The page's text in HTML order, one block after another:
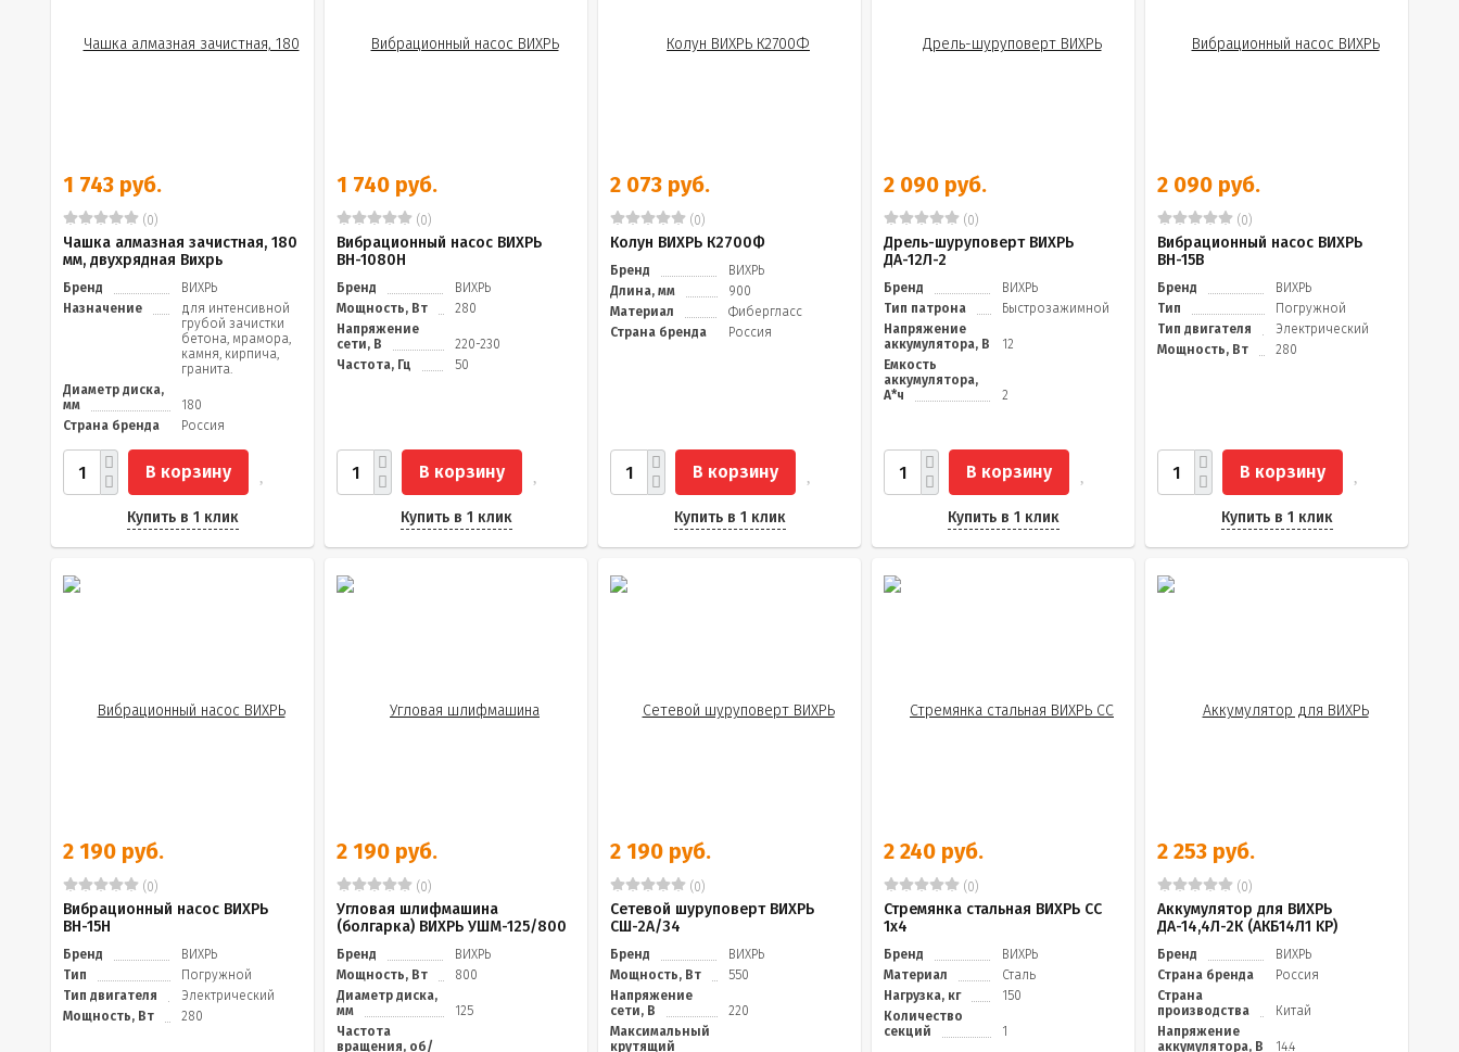
1 743 руб.
(0)
Чашка алмазная зачистная, 180
мм, двухрядная Вихрь
Бренд
ВИХРЬ
Назначение
для интенсивной
грубой зачистки
бетона, мрамора,
камня, кирпича,
гранита.
Диаметр диска,
мм
180
Страна бренда
Россия
В корзину
Купить в 1 клик
1 740 руб.
(0)
Вибрационный насос ВИХРЬ
ВН-1080Н
Бренд
ВИХРЬ
Мощность, Вт
280
Напряжение
сети, В
220-230
Частота, Гц
50
В корзину
Купить в 1 клик
2 073 руб.
(0)
Колун ВИХРЬ К2700Ф
Бренд
ВИХРЬ
Длина, мм
900
Материал
Фибергласс
Страна бренда
Россия
В корзину
Купить в 1 клик
2 090 руб.
(0)
Дрель-шуруповерт ВИХРЬ
ДА-12Л-2
Бренд
ВИХРЬ
Тип патрона
Быстрозажимной
Напряжение
аккумулятора, В
12
Емкость
аккумулятора,
А*ч
2
В корзину
Купить в 1 клик
2 090 руб.
(0)
Вибрационный насос ВИХРЬ
ВН-15В
Бренд
ВИХРЬ
Тип
Погружной
Тип двигателя
Электрический
Мощность, Вт
280
В корзину
Купить в 1 клик
2 190 руб.
(0)
Вибрационный насос ВИХРЬ
ВН-15Н
Бренд
ВИХРЬ
Тип
Погружной
Тип двигателя
Электрический
Мощность, Вт
280
2 190 руб.
(0)
Угловая шлифмашина
(болгарка) ВИХРЬ УШМ-125/800
Бренд
ВИХРЬ
Мощность, Вт
800
Диаметр диска,
мм
125
Частота
вращения, об/
2 190 руб.
(0)
Сетевой шуруповерт ВИХРЬ
СШ-2А/34
Бренд
ВИХРЬ
Мощность, Вт
550
Напряжение
сети, В
220
Максимальный
крутящий
2 240 руб.
(0)
Стремянка стальная ВИХРЬ СС
1х4
Бренд
ВИХРЬ
Материал
Сталь
Нагрузка, кг
150
Количество
секций
1
2 253 руб.
(0)
Аккумулятор для ВИХРЬ
ДА-14,4Л-2К (АКБ14Л1 KP)
Бренд
ВИХРЬ
Страна бренда
Россия
Страна
производства
Китай
Напряжение
аккумулятора, В
14.4